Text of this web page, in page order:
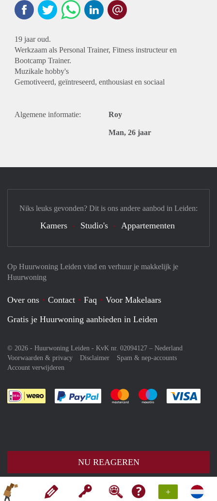
+
19 jaar oud.
Werkzaam als Personal Trainer, Fitness instructeur en
Bootcamp Trainer.
Muzikale hobby's
Gemotiveerd, geïntreseerd, enthousiast en sociaal
Algemene informatie: Roy
Man, 26 jaar
NU REAGEREN
Op Huurwoning Leiden vind en verhuur je makkelijk je
Huurwoning
Over ons Contact Faq
Voor Makelaars
Gratis je Huurwoning aanbieden in Leiden
© 2026 - Huurwoning Leiden - KvK nr. 02094127 – Nederland
Voorwaarden & privacy
Disclaimer
Spam & nep-accounts
Account verwijderen
Je rekent gemakkelijk af met Paypal
Je rekent gemakkelijk af met
Je rekent
Niks leuks gevonden? Dit is ons andere aanbod in Leiden:
Kamers Studio's Appartementen